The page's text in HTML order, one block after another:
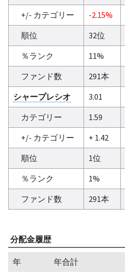
+/- カテゴリー
-2.15%
順位
32位
％ランク
11%
ファンド数
291本
シャープレシオ
3.01
カテゴリー
1.59
+/- カテゴリー
+ 1.42
順位
1位
％ランク
1%
ファンド数
291本
分配金履歴
年 年合計